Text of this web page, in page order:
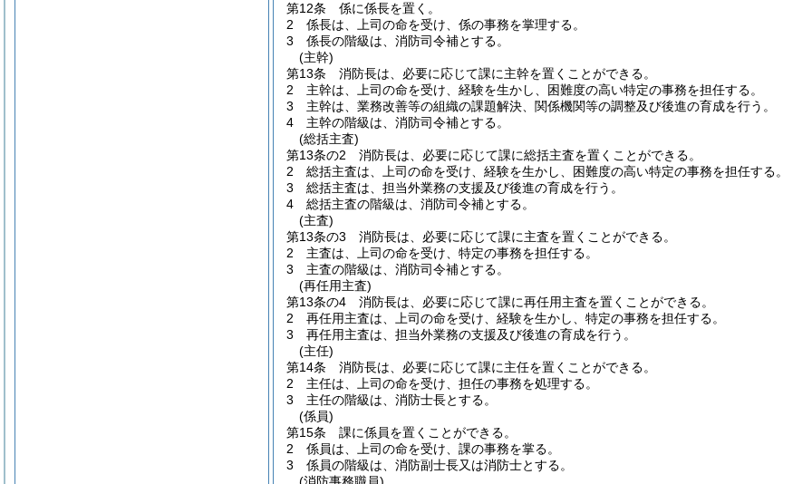
第12条
係に係長を置く。
2
係長は、上司の命を受け、係の事務を掌理する。
3
係長の階級は、消防司令補とする。
(主幹)
第13条
消防長は、必要に応じて課に主幹を置くことができる。
2
主幹は、上司の命を受け、経験を生かし、困難度の高い特定の事務を担任する。
3
主幹は、業務改善等の組織の課題解決、関係機関等の調整及び後進の育成を行う。
4
主幹の階級は、消防司令補とする。
(総括主査)
第13条の2
消防長は、必要に応じて課に総括主査を置くことができる。
2
総括主査は、上司の命を受け、経験を生かし、困難度の高い特定の事務を担任する。
3
総括主査は、担当外業務の支援及び後進の育成を行う。
4
総括主査の階級は、消防司令補とする。
(主査)
第13条の3
消防長は、必要に応じて課に主査を置くことができる。
2
主査は、上司の命を受け、特定の事務を担任する。
3
主査の階級は、消防司令補とする。
(再任用主査)
第13条の4
消防長は、必要に応じて課に再任用主査を置くことができる。
2
再任用主査は、上司の命を受け、経験を生かし、特定の事務を担任する。
3
再任用主査は、担当外業務の支援及び後進の育成を行う。
(主任)
第14条
消防長は、必要に応じて課に主任を置くことができる。
2
主任は、上司の命を受け、担任の事務を処理する。
3
主任の階級は、消防士長とする。
(係員)
第15条
課に係員を置くことができる。
2
係員は、上司の命を受け、課の事務を掌る。
3
係員の階級は、消防副士長又は消防士とする。